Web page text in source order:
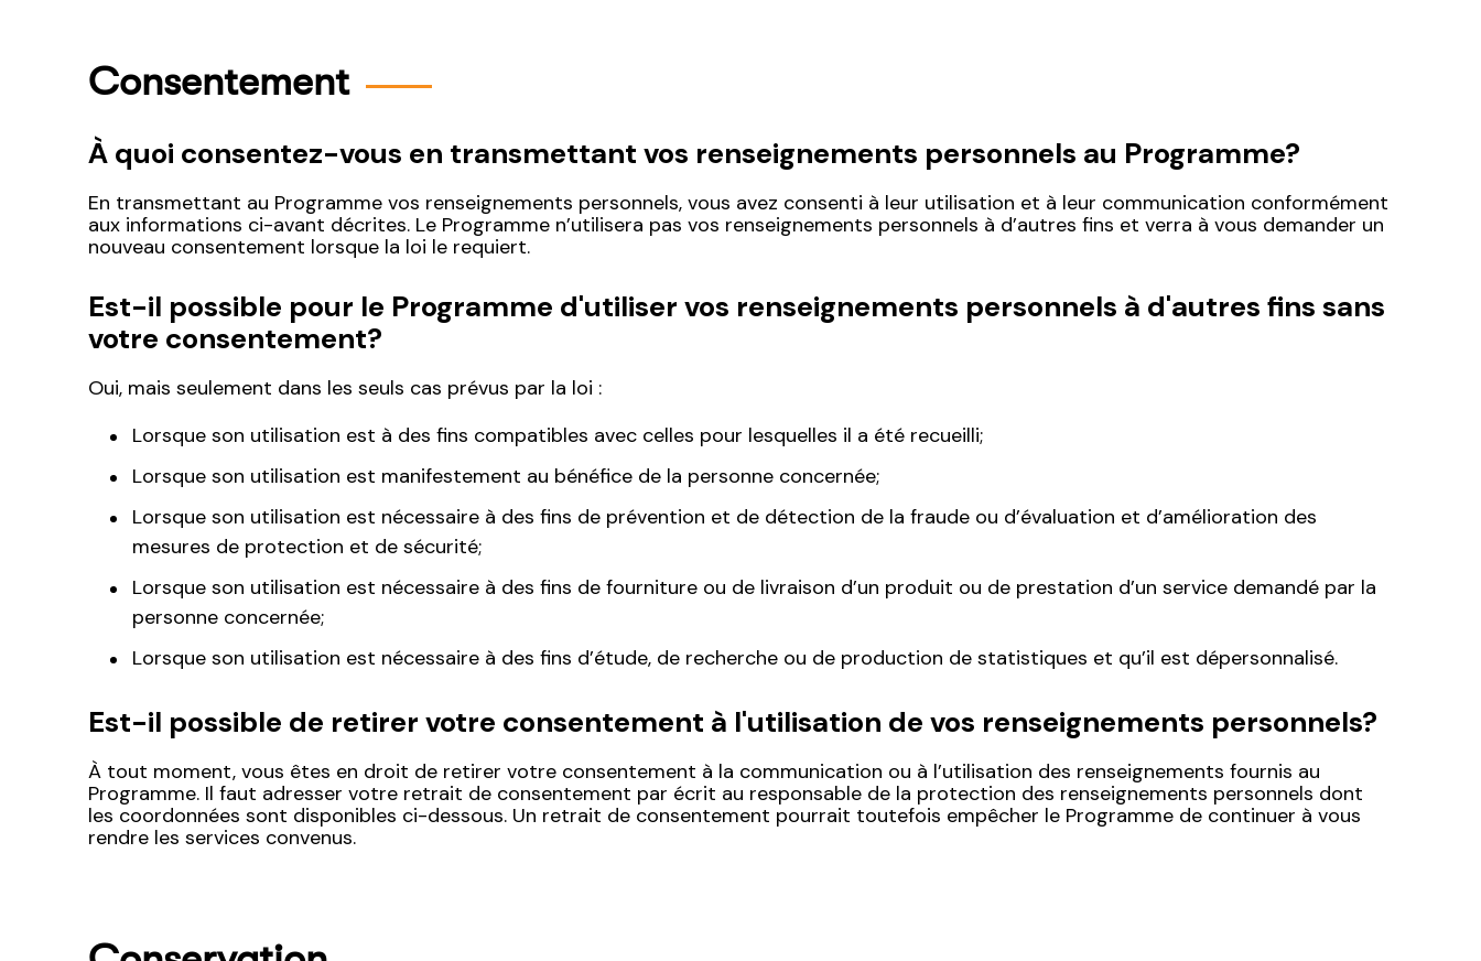
Consentement
À quoi consentez-vous en transmettant vos renseignements personnels au Programme?
En transmettant au Programme vos renseignements personnels, vous avez consenti à leur utilisation et à leur communication conformément
aux informations ci-avant décrites. Le Programme n’utilisera pas vos renseignements personnels à d’autres fins et verra à vous demander un
nouveau consentement lorsque la loi le requiert.
Est-il possible pour le Programme d'utiliser vos renseignements personnels à d'autres fins sans
votre consentement?
Oui, mais seulement dans les seuls cas prévus par la loi :
Lorsque son utilisation est à des fins compatibles avec celles pour lesquelles il a été recueilli;
Lorsque son utilisation est manifestement au bénéfice de la personne concernée;
Lorsque son utilisation est nécessaire à des fins de prévention et de détection de la fraude ou d’évaluation et d’amélioration des
mesures de protection et de sécurité;
Lorsque son utilisation est nécessaire à des fins de fourniture ou de livraison d’un produit ou de prestation d’un service demandé par la
personne concernée;
Lorsque son utilisation est nécessaire à des fins d’étude, de recherche ou de production de statistiques et qu’il est dépersonnalisé.
Est-il possible de retirer votre consentement à l'utilisation de vos renseignements personnels?
À tout moment, vous êtes en droit de retirer votre consentement à la communication ou à l’utilisation des renseignements fournis au
Programme. Il faut adresser votre retrait de consentement par écrit au responsable de la protection des renseignements personnels dont
les coordonnées sont disponibles ci-dessous. Un retrait de consentement pourrait toutefois empêcher le Programme de continuer à vous
rendre les services convenus.